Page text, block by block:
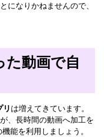
になりかねませんので、
た動画で自
リ は増えてきています。
、長時間の動画へ加工を
能を利用しましょう。